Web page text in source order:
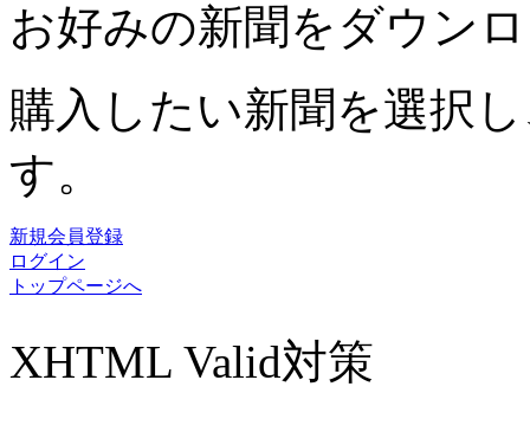
お好みの新聞をダウン
購入したい新聞を選択
す。
新規会員登録
ログイン
トップページへ
XHTML Valid対策